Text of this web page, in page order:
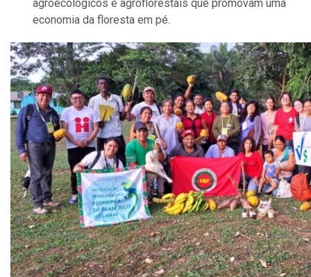
agroecológicos e agroflorestais que promovam uma
economia da floresta em pé.